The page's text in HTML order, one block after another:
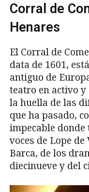
Corral de
Henares
El Corral de
data de 1601,
antiguo de
teatro en activo
la huella de las
que ha pasado,
impecable
voces de Lope de
Barca, de los
diecinueve y del